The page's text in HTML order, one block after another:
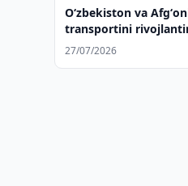
Oʻzbekiston va
transportini
masalalarini
27/07/2026